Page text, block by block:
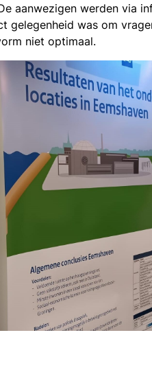
aanwezigen werden via
gelegenheid was om
niet optimaal.